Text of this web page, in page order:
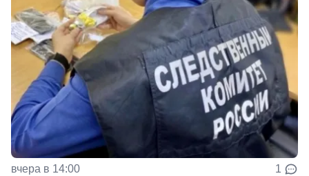
вчера в 14:00 1